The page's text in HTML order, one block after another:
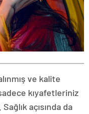
ve kalite
kıyafetleriniz
açısında da